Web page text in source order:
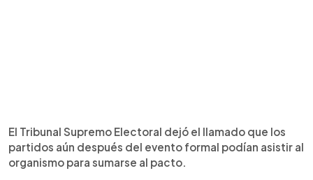
El Tribunal Supremo Electoral dejó el llamado que los
partidos aún después del evento formal podían asistir al
organismo para sumarse al pacto.